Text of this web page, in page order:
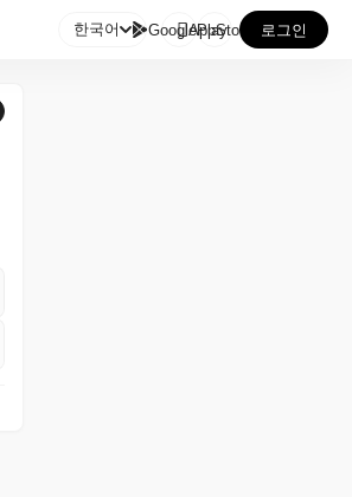
한국어 GooglePlay
AppStore 로그인